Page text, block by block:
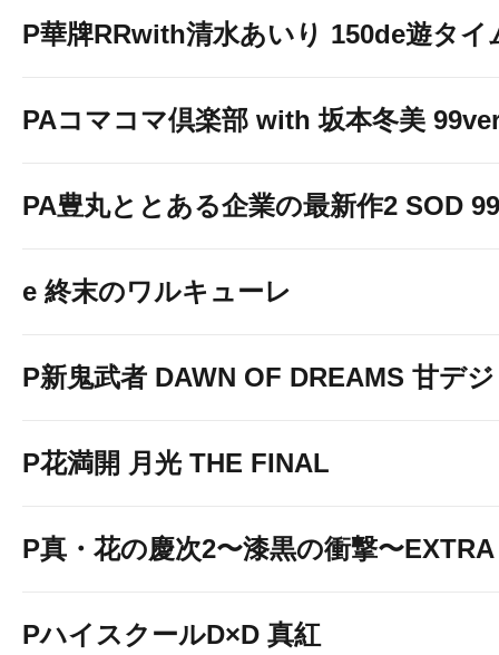
P華牌RRwith清水あいり 150de遊タイ
PAコマコマ倶楽部 with 坂本冬美
PA豊丸ととある企業の最新作2 SOD
e 終末のワルキューレ
P新鬼武者 DAWN OF DREAMS 甘デジ
P花満開 月光 THE FINAL
P真・花の慶次2〜漆黒の衝撃〜
PハイスクールD×D 真紅